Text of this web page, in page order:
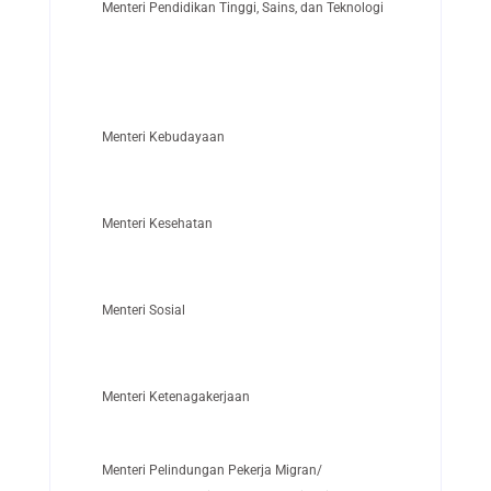
Menteri Pendidikan Tinggi, Sains, dan Teknologi
Menteri Kebudayaan
Menteri Kesehatan
Menteri Sosial
Menteri Ketenagakerjaan
Menteri Pelindungan Pekerja Migran/